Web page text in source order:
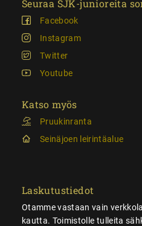
Seuraa SJK-junioreita
Facebook
Instagram
Twitter
Youtube
Katso myös
Pruukinranta
Seinäjoen leirintäalue
Laskutustiedot
Otamme vastaan vain
kautta. Toimistolle tulleita